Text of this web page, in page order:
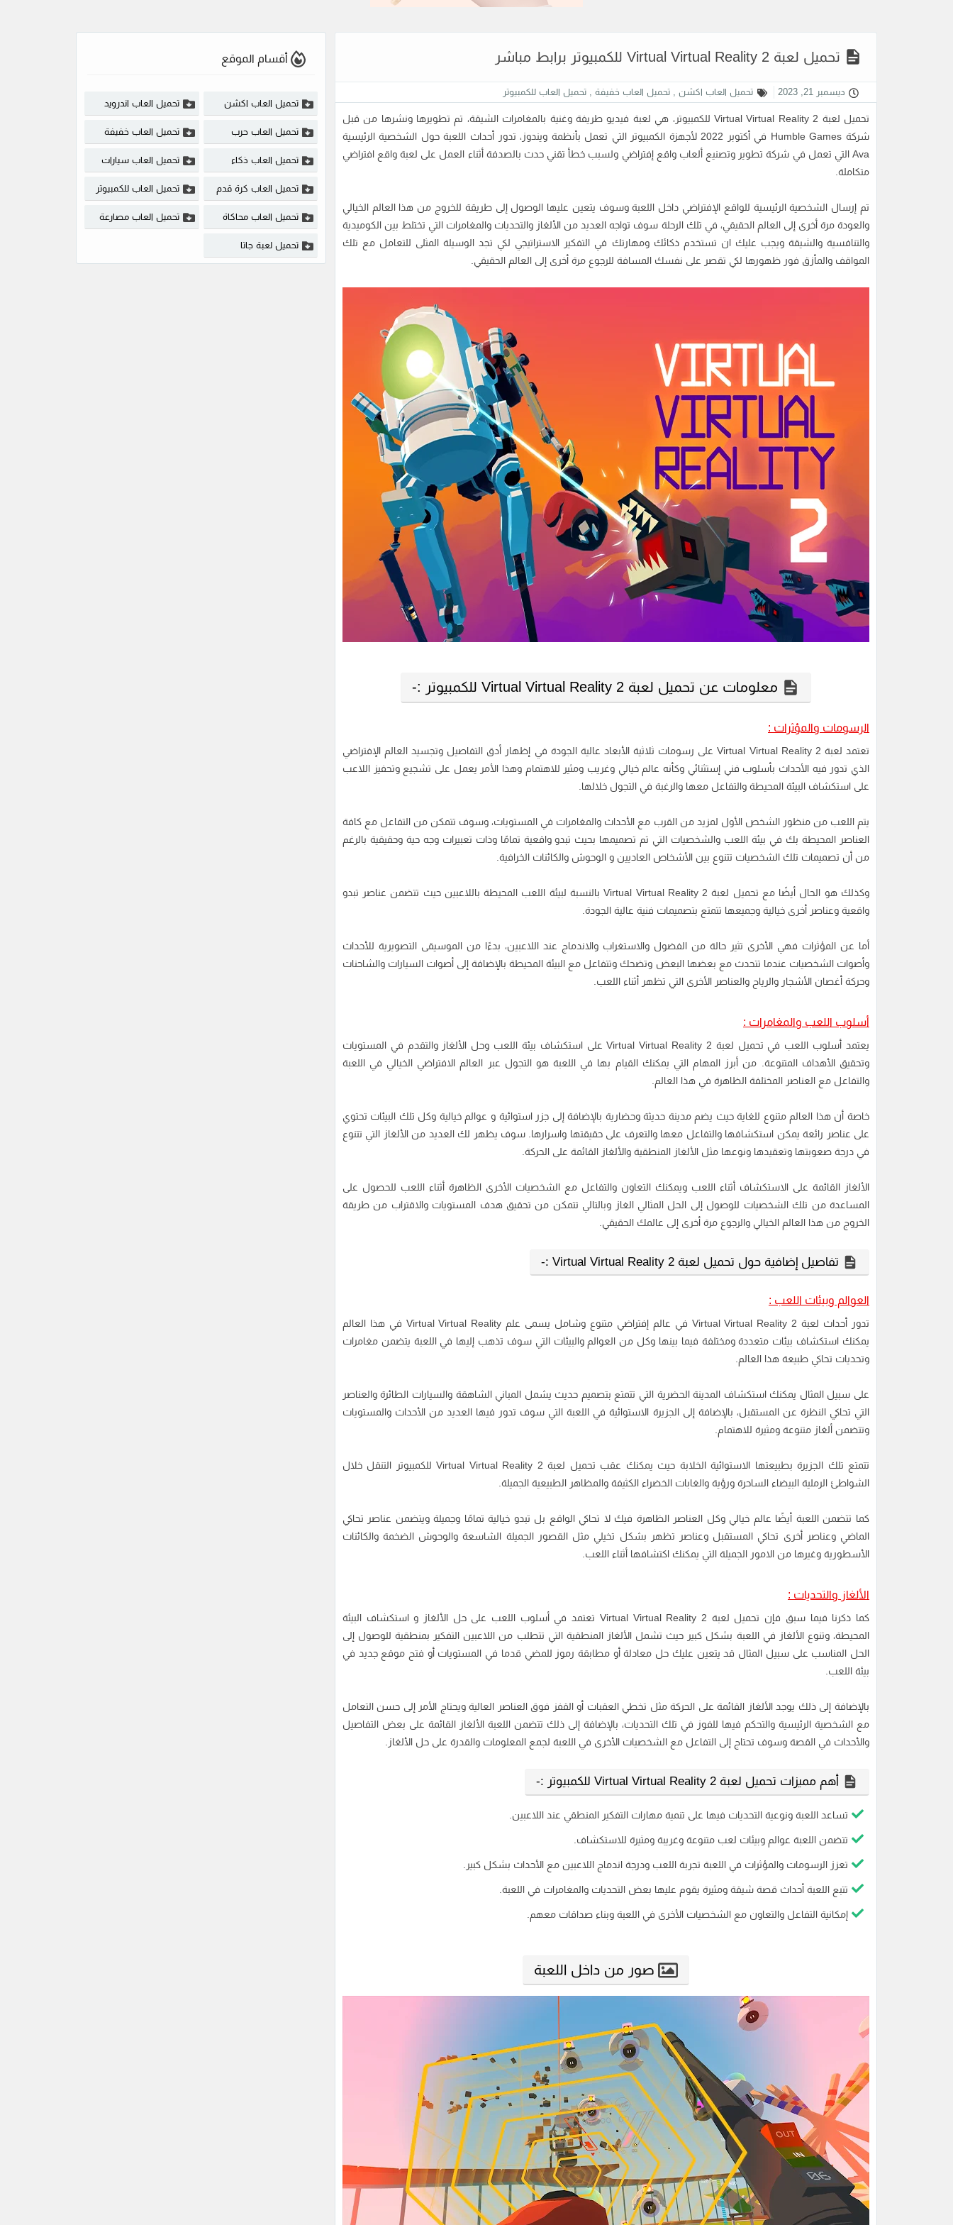
تحميل لعبة Virtual Virtual Reality 2 للكمبيوتر برابط مباشر
ديسمبر 21, 2023 تحميل العاب اكشن , تحميل العاب خفيفة , تحميل العاب للكمبيوتر
تحميل لعبة Virtual Virtual Reality 2 للكمبيوتر، هي لعبة فيديو طريفة وغنية بالمغامرات الشيقة، تم تطويرها ونشرها من قبل
شركة Humble Games في أكتوبر 2022 لأجهزة الكمبيوتر التي تعمل بأنظمة ويندوز، تدور أحداث اللعبة حول الشخصية الرئيسية
Ava التي تعمل في شركة تطوير وتصنيع ألعاب واقع إفتراضي ولسبب خطأ تقني حدث بالصدفة أثناء العمل على لعبة واقع افتراضي
متكاملة.
تم إرسال الشخصية الرئيسية للواقع الإفتراضي داخل اللعبة وسوف يتعين عليها الوصول إلى طريقة للخروج من هذا العالم الخيالي
والعودة مرة أخرى إلى العالم الحقيقي، في تلك الرحلة سوف تواجه العديد من الألغاز والتحديات والمغامرات التي تختلط بين الكوميدية
والتنافسية والشيقة ويجب عليك ان تستخدم ذكائك ومهارتك في التفكير الاستراتيجي لكي تجد الوسيلة المثلى للتعامل مع تلك
المواقف والمأزق فور ظهورها لكي تقصر على نفسك المسافة للرجوع مرة أخرى إلى العالم الحقيقي.
معلومات عن تحميل لعبة Virtual Virtual Reality 2 للكمبيوتر :-
الرسومات والمؤثرات :
تعتمد لعبة Virtual Virtual Reality 2 على رسومات ثلاثية الأبعاد عالية الجودة في إظهار أدق التفاصيل وتجسيد العالم الإفتراضي
الذي تدور فيه الأحداث بأسلوب فني إستثنائي وكأنه عالم خيالي وغريب ومثير للاهتمام وهذا الأمر يعمل على تشجيع وتحفيز اللاعب
على استكشاف البيئة المحيطة والتفاعل معها والرغبة في التجول خلالها.
يتم اللعب من منظور الشخص الأول لمزيد من القرب مع الأحداث والمغامرات في المستويات، وسوف تتمكن من التفاعل مع كافة
العناصر المحيطة بك في بيئة اللعب والشخصيات التي تم تصميمها بحيث تبدو واقعية تمامًا وذات تعبيرات وجه حية وحقيقية بالرغم
من أن تصميمات تلك الشخصيات تتنوع بين الأشخاص العاديين و الوحوش والكائنات الخرافية.
وكذلك هو الحال أيضًا مع تحميل لعبة Virtual Virtual Reality 2 بالنسبة لبيئة اللعب المحيطة باللاعبين حيث تتضمن عناصر تبدو
واقعية وعناصر أخرى خيالية وجميعها تتمتع بتصميمات فنية عالية الجودة.
أما عن المؤثرات فهي الأخرى تثير حالة من الفضول والاستغراب والاندماج عند اللاعبين، بدءًا من الموسيقى التصويرية للأحداث
وأصوات الشخصيات عندما تتحدث مع بعضها البعض وتضحك وتتفاعل مع البيئة المحيطة بالإضافة إلى أصوات السيارات والشاحنات
وحركة أغصان الأشجار والرياح والعناصر الأخرى التي تظهر أثناء اللعب.
أسلوب اللعب والمغامرات :
يعتمد أسلوب اللعب في تحميل لعبة Virtual Virtual Reality 2 على استكشاف بيئة اللعب وحل الألغاز والتقدم في المستويات
وتحقيق الأهداف المتنوعة. من أبرز المهام التي يمكنك القيام بها في اللعبة هو التجول عبر العالم الافتراضي الخيالي في اللعبة
والتفاعل مع العناصر المختلفة الظاهرة في هذا العالم.
خاصة أن هذا العالم متنوع للغاية حيث يضم مدينة حديثة وحضارية بالإضافة إلى جزر استوائية و عوالم خيالية وكل تلك البيئات تحتوي
على عناصر رائعة يمكن استكشافها والتفاعل معها والتعرف على حقيقتها واسرارها. سوف يظهر لك العديد من الألغاز التي تتنوع
في درجة صعوبتها وتعقيدها ونوعها مثل الألغاز المنطقية والألغاز القائمة على الحركة.
الألغاز القائمة على الاستكشاف أثناء اللعب ويمكنك التعاون والتفاعل مع الشخصيات الأخرى الظاهرة أثناء اللعب للحصول على
المساعدة من تلك الشخصيات للوصول إلى الحل المثالي الغاز وبالتالي تتمكن من تحقيق هدف المستويات والاقتراب من طريقة
الخروج من هذا العالم الخيالي والرجوع مرة أخرى إلى عالمك الحقيقي.
تفاصيل إضافية حول تحميل لعبة Virtual Virtual Reality 2 :-
العوالم وبيئات اللعب :
تدور أحداث لعبة Virtual Virtual Reality 2 في عالم إفتراضي متنوع وشامل يسمى علم Virtual Virtual Reality في هذا العالم
يمكنك استكشاف بيئات متعددة ومختلفة فيما بينها وكل من العوالم والبيئات التي سوف تذهب إليها في اللعبة يتضمن مغامرات
وتحديات تحاكي طبيعة هذا العالم.
على سبيل المثال يمكنك استكشاف المدينة الحضرية التي تتمتع بتصميم حديث يشمل المباني الشاهقة والسيارات الطائرة والعناصر
التي تحاكي النظرة عن المستقبل، بالإضافة إلى الجزيرة الاستوائية في اللعبة التي سوف تدور فيها العديد من الأحداث والمستويات
وتتضمن ألغاز متنوعة ومثيرة للاهتمام.
تتمتع تلك الجزيرة بطبيعتها الاستوائية الخلابة حيث يمكنك عقب تحميل لعبة Virtual Virtual Reality 2 للكمبيوتر التنقل خلال
الشواطئ الرملية البيضاء الساحرة ورؤية والغابات الخضراء الكثيفة والمظاهر الطبيعية الجميلة.
كما تتضمن اللعبة أيضًا عالم خيالي وكل العناصر الظاهرة فيك لا تحاكي الواقع بل تبدو خيالية تمامًا وجميلة ويتضمن عناصر تحاكي
الماضي وعناصر أخرى تحاكي المستقبل وعناصر تظهر بشكل تخيلي مثل القصور الجميلة الشاسعة والوحوش الضخمة والكائنات
الأسطورية وغيرها من الامور الجميلة التي يمكنك اكتشافها أثناء اللعب.
الألغاز والتحديات :
كما ذكرنا فيما سبق فإن تحميل لعبة Virtual Virtual Reality 2 تعتمد في أسلوب اللعب على حل الألغاز و استكشاف البيئة
المحيطة، وتنوع الألغاز في اللعبة بشكل كبير حيث تشمل الألغاز المنطقية التي تتطلب من اللاعبين التفكير بمنطقية للوصول إلى
الحل المناسب على سبيل المثال قد يتعين عليك حل معادلة أو مطابقة رموز للمضي قدما في المستويات أو فتح موقع جديد في
بيئة اللعب.
بالإضافة إلى ذلك يوجد الألغاز القائمة على الحركة مثل تخطي العقبات أو القفز فوق العناصر العالية ويحتاج الأمر إلى حسن التعامل
مع الشخصية الرئيسية والتحكم فيها للفوز في تلك التحديات، بالإضافة إلى ذلك تتضمن اللعبة الألغاز القائمة على بعض التفاصيل
والأحداث في القصة وسوف تحتاج إلى التفاعل مع الشخصيات الأخرى في اللعبة لجمع المعلومات والقدرة على حل الألغاز.
أهم مميزات تحميل لعبة Virtual Virtual Reality 2 للكمبيوتر :-
تساعد اللعبة ونوعية التحديات فيها على تنمية مهارات التفكير المنطقي عند اللاعبين.
تتضمن اللعبة عوالم وبيئات لعب متنوعة وغريبة ومثيرة للاستكشاف.
تعزز الرسومات والمؤثرات في اللعبة تجربة اللعب ودرجة اندماج اللاعبين مع الأحداث بشكل كبير.
تتبع اللعبة أحداث قصة شيقة ومثيرة يقوم عليها بعض التحديات والمغامرات في اللعبة.
إمكانية التفاعل والتعاون مع الشخصيات الأخرى في اللعبة وبناء صداقات معهم.
صور من داخل اللعبة
أقسام الموقع
تحميل العاب اكشن تحميل العاب اندرويد
تحميل العاب حرب تحميل العاب خفيفة
تحميل العاب ذكاء تحميل العاب سيارات
تحميل العاب كرة قدم تحميل العاب للكمبيوتر
تحميل العاب محاكاة تحميل العاب مصارعة
تحميل لعبة جاتا